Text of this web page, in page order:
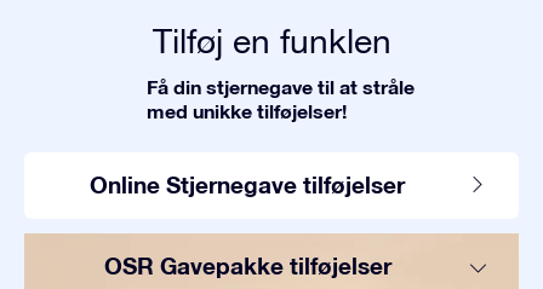
Tilføj en funklen
Få din stjernegave til at stråle
med unikke tilføjelser!
Online Stjernegave tilføjelser
OSR Gavepakke tilføjelser